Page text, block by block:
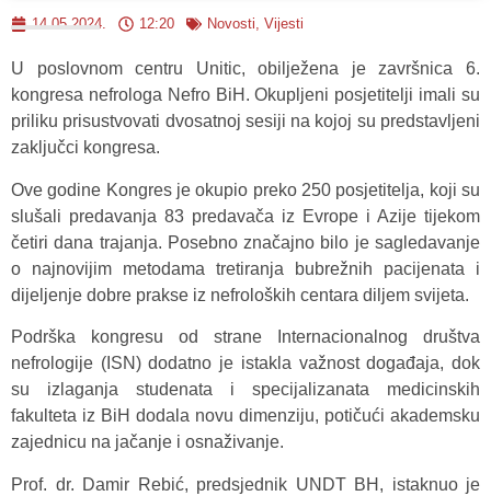
14.05.2024. 12:20 Novosti, Vijesti
U poslovnom centru Unitic, obilježena je završnica 6.
kongresa nefrologa Nefro BiH. Okupljeni posjetitelji imali su
priliku prisustvovati dvosatnoj sesiji na kojoj su predstavljeni
zaključci kongresa.
Ove godine Kongres je okupio preko 250 posjetitelja, koji su
slušali predavanja 83 predavača iz Evrope i Azije tijekom
četiri dana trajanja. Posebno značajno bilo je sagledavanje
o najnovijim metodama tretiranja bubrežnih pacijenata i
dijeljenje dobre prakse iz nefroloških centara diljem svijeta.
Podrška kongresu od strane Internacionalnog društva
nefrologije (ISN) dodatno je istakla važnost događaja, dok
su izlaganja studenata i specijalizanata medicinskih
fakulteta iz BiH dodala novu dimenziju, potičući akademsku
zajednicu na jačanje i osnaživanje.
Prof. dr. Damir Rebić, predsjednik UNDT BH, istaknuo je